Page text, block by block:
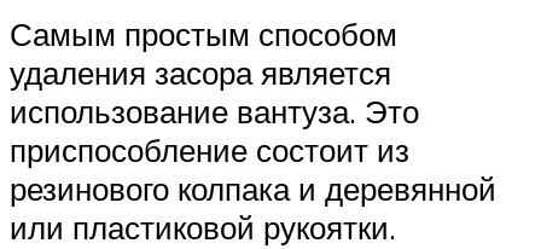
Самым простым способом
удаления засора является
использование вантуза. Это
приспособление состоит из
резинового колпака и деревянной
или пластиковой рукоятки.